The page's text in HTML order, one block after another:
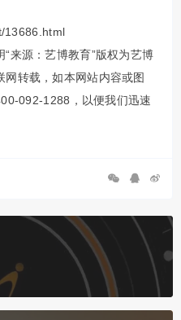
13686.html
来源：艺博教育”版权为艺博
转载，如本网站内容或图
092-1288，以便我们迅速